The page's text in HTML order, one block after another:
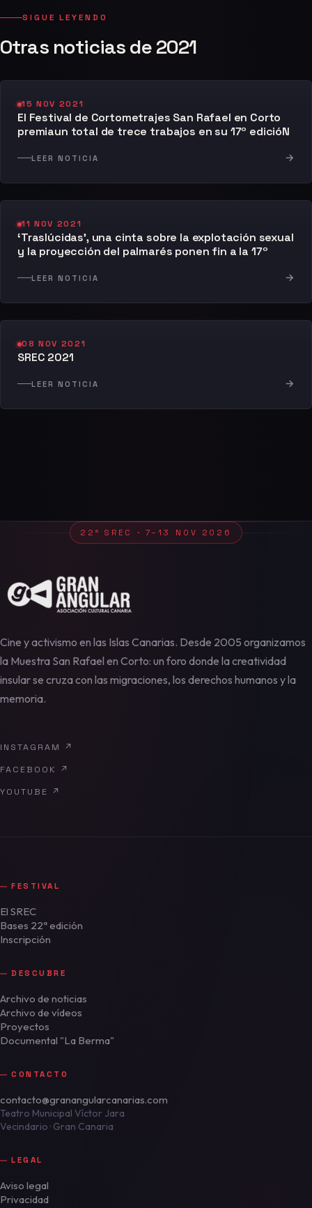
SIGUE LEYENDO
Otras noticias de 2021
15 NOV 2021
El Festival de Cortometrajes San Rafael en Corto
premiaun total de trece trabajos en su 17º edicióN
LEER NOTICIA →
11 NOV 2021
‘Traslúcidas’, una cinta sobre la explotación sexual
y la proyección del palmarés ponen fin a la 17º
LEER NOTICIA →
08 NOV 2021
SREC 2021
LEER NOTICIA →
22ª SREC · 7–13 NOV 2026
Cine y activismo en las Islas Canarias. Desde 2005 organizamos
la Muestra San Rafael en Corto: un foro donde la creatividad
insular se cruza con las migraciones, los derechos humanos y la
memoria.
INSTAGRAM
↗
FACEBOOK
↗
YOUTUBE
↗
FESTIVAL
El SREC
Bases 22ª edición
Inscripción
DESCUBRE
Archivo de noticias
Archivo de vídeos
Proyectos
Documental "La Berma"
CONTACTO
contacto@granangularcanarias.com
Teatro Municipal Víctor Jara
Vecindario · Gran Canaria
LEGAL
Aviso legal
Privacidad